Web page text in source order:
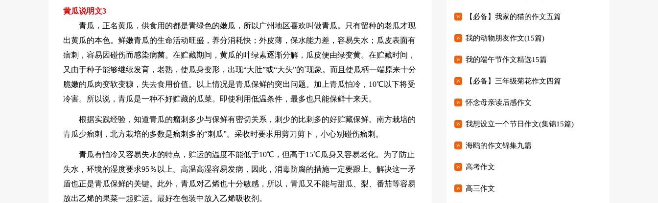
黄瓜说明文3
青瓜，正名黄瓜，供食用的都是青绿色的嫩瓜，所以广州地区喜欢叫做青瓜。只有留种的老瓜才现
出黄瓜的本色。鲜嫩青瓜的生命活动旺盛，养分消耗快；外皮薄，保水能力差，容易失水；瓜皮表面有
瘤刺，容易因碰伤而感染病菌。在贮藏期间，黄瓜的叶绿素逐渐分解，瓜皮便由绿变黄。在贮藏时间，
又由于种子能够继续发育，老熟，使瓜身变形，出现“大肚”或“大头”的`现象。而且使瓜柄一端原来十分
脆嫩的瓜肉变软变糠，失去食用价值。以上情况是青瓜保鲜的突出问题。加上青瓜怕冷，10℃以下将受
冷害。所以说，青瓜是一种不好贮藏的瓜菜。即使利用低温条件，最多也只能保鲜十来天。
根据实践经验，知道青瓜的瘤刺多少与保鲜有密切关系，刺少的比刺多的好贮藏保鲜。南方栽培的
青瓜少瘤刺，北方栽培的多数是瘤刺多的“刺瓜”。采收时要求用剪刀剪下，小心别碰伤瘤刺。
青瓜有怕冷又容易失水的特点，贮运的温度不能低于10℃，但高于15℃瓜身又容易老化。为了防止
失水，环境的湿度要求95％以上。高温高湿容易发病，因此，消毒防腐的措施一定要跟上。解决这一矛
盾也正是青瓜保鲜的关键。此外，青瓜对乙烯也十分敏感，所以，青瓜又不能与甜瓜、梨、番茄等容易
放出乙烯的果菜一起贮运。最好在包装中放入乙烯吸收剂。
【必备】我家的猫的作文五篇
我的动物朋友作文(15篇)
我的端午节作文精选15篇
【必备】三年级菊花作文四篇
怀念母亲读后感作文
我想设立一个节日作文(集锦15篇)
海鸥的作文锦集九篇
高考作文
高三作文